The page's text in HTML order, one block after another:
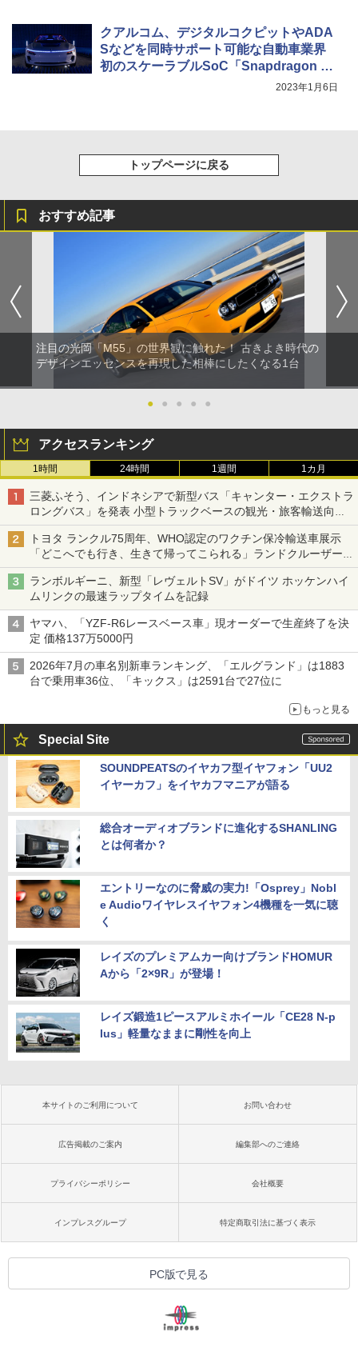
クアルコム、デジタルコクピットやADA
Sなどを同時サポート可能な自動車業界
初のスケーラブルSoC「Snapdragon Ri
2023年1月6日
トップページに戻る
おすすめ記事
注目の光岡「M55」の世界観に触れた！ 古きよき時代の
デザインエッセンスを再現した相棒にしたくなる1台
● ● ● ● ●
アクセスランキング
1時間 24時間 1週間 1カ月
三菱ふそう、インドネシアで新型バス「キャンター・エクストラ
ロングバス」を発表 小型トラックベースの観光・旅客輸送向け
バス
トヨタ ランクル75周年、WHO認定のワクチン保冷輸送車展示
「どこへでも行き、生きて帰ってこられる」ランドクルーザーで
命をつなぐ
ランボルギーニ、新型「レヴェルトSV」がドイツ ホッケンハイ
ムリンクの最速ラップタイムを記録
ヤマハ、「YZF-R6レースベース車」現オーダーで生産終了を決
定 価格137万5000円
2026年7月の車名別新車ランキング、「エルグランド」は1883
台で乗用車36位、「キックス」は2591台で27位に
もっと見る
Special Site
SOUNDPEATSのイヤカフ型イヤフォン「UU2
イヤーカフ」をイヤカフマニアが語る
総合オーディオブランドに進化するSHANLING
とは何者か？
エントリーなのに脅威の実力!「Osprey」Nobl
e Audioワイヤレスイヤフォン4機種を一気に聴
く
レイズのプレミアムカー向けブランドHOMUR
Aから「2×9R」が登場！
レイズ鍛造1ピースアルミホイール「CE28 N-p
lus」軽量なままに剛性を向上
本サイトのご利用について お問い合わせ
広告掲載のご案内 編集部へのご連絡
プライバシーポリシー 会社概要
インプレスグループ 特定商取引法に基づく表示
PC版で見る